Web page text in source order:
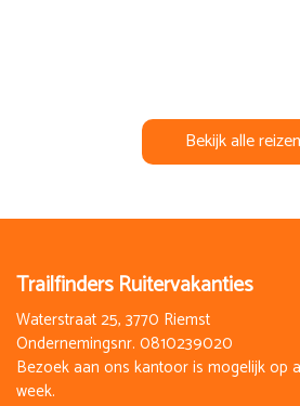
Bekijk alle reizen
Trailfinders Ruitervakanties
Waterstraat 25, 3770 Riemst
Ondernemingsnr. 0810239020
Bezoek aan ons kantoor is mogelijk op
week.